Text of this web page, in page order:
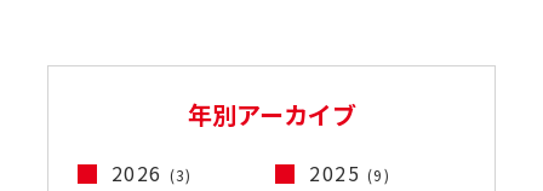
年別アーカイブ
2026 (3) 2025 (9)